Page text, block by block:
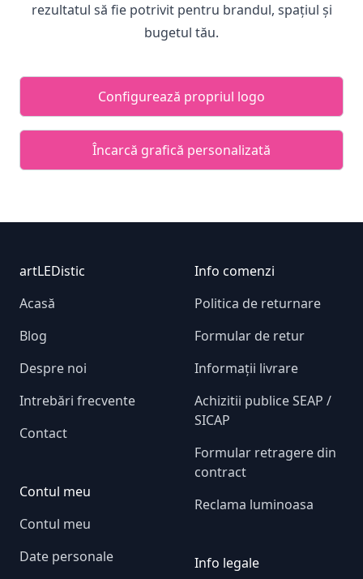
rezultatul să fie potrivit pentru brandul, spațiul și
bugetul tău.
Configurează propriul logo
Încarcă grafică personalizată
Footer
artLEDistic
Acasă
Blog
Despre noi
Intrebări frecvente
Contact
Contul meu
Contul meu
Date personale
Info comenzi
Politica de returnare
Formular de retur
Informații livrare
Achizitii publice SEAP /
SICAP
Formular retragere din
contract
Reclama luminoasa
Info legale